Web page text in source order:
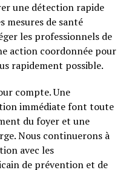
une détection rapide
mesures de santé
les professionnels de
action coordonnée pour
rapidement possible.
compte. Une
immédiate font toute
du foyer et une
Nous continuerons à
avec les
de prévention et de